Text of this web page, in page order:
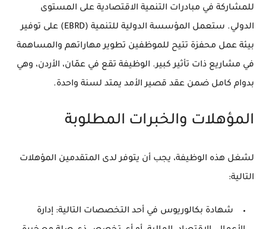
للمشاركة في مبادرات التنمية الاقتصادية على المستوى
الدولي. ستعمل المؤسسة الدولية للتنمية (EBRD) على توفير
بيئة عمل محفزة تتيح للموظفين تطوير مهاراتهم والمساهمة
في مشاريع ذات تأثير كبير. الوظيفة تقع في عمّان، الأردن، وهي
بدوام كامل ضمن عقد قصير الأمد يمتد لسنة واحدة.
المؤهلات والخبرات المطلوبة
لشغل هذه الوظيفة، يجب أن يتوفر لدى المتقدمين المؤهلات
التالية:
شهادة بكالوريوس في أحد التخصصات التالية: إدارة